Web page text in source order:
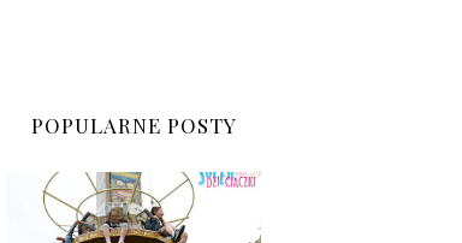
POPULARNE POSTY